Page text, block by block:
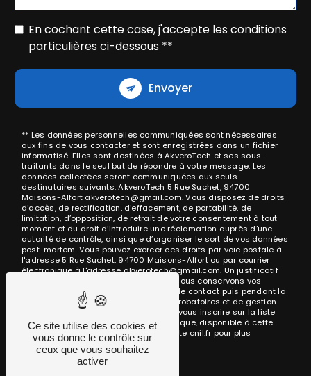
En cochant cette case, j'accepte les conditions
particulières ci-dessous **
Envoyer
** Les données personnelles communiquées sont nécessaires
aux fins de vous contacter et sont enregistrées dans un fichier
informatisé. Elles sont destinées à AkveroTech et ses sous-
traitants dans le seul but de répondre à votre message. Les
données collectées seront communiquées aux seuls
destinataires suivants: AkveroTech 5 Rue Suchet, 94700
Maisons-Alfort akverotech@gmail.com. Vous disposez de droits
d’accès, de rectification, d’effacement, de portabilité, de
limitation, d’opposition, de retrait de votre consentement à tout
moment et du droit d’introduire une réclamation auprès d’une
autorité de contrôle, ainsi que d’organiser le sort de vos données
post-mortem. Vous pouvez exercer ces droits par voie postale à
l'adresse 5 Rue Suchet, 94700 Maisons-Alfort ou par courrier
électronique à l'adresse akverotech@gmail.com. Un justificatif
d'identité pourra vous être demandé. Nous conservons vos
données pendant la période de prise de contact puis pendant la
durée de prescription légale aux fins probatoires et de gestion
des contentieux. Vous avez le droit de vous inscrire sur la liste
d'opposition au démarchage téléphonique, disponible à cette
adresse: Bloctel.gouv.fr. Consultez le site cnil.fr pour plus
d’informations sur vos droits.
Ce site utilise des cookies et
vous donne le contrôle sur
ceux que vous souhaitez
activer